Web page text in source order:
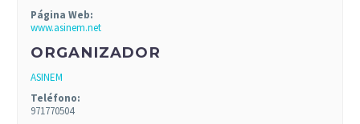
Página Web:
www.asinem.net
ORGANIZADOR
ASINEM
Teléfono:
971770504